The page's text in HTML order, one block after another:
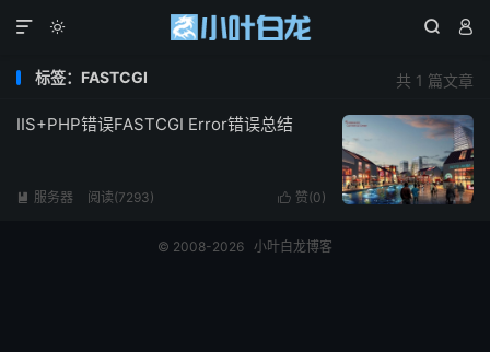
  

共 1 篇文章
标签：FASTCGI
IIS+PHP错误FASTCGI Error错误总结
 赞(0)
 服务器 阅读(7293)
© 2008-2026 小叶白龙博客